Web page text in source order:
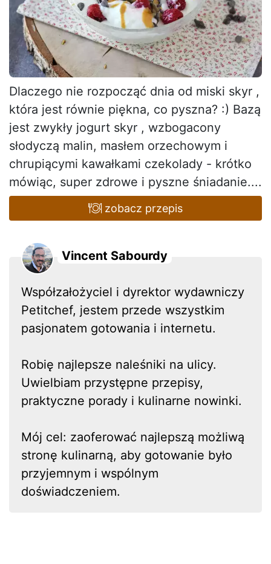
Dlaczego nie rozpocząć dnia od miski skyr ,
która jest równie piękna, co pyszna? :) Bazą
jest zwykły jogurt skyr , wzbogacony
słodyczą malin, masłem orzechowym i
chrupiącymi kawałkami czekolady - krótko
mówiąc, super zdrowe i pyszne śniadanie....
zobacz przepis
Vincent Sabourdy
Współzałożyciel i dyrektor wydawniczy
Petitchef, jestem przede wszystkim
pasjonatem gotowania i internetu.
Robię najlepsze naleśniki na ulicy.
Uwielbiam przystępne przepisy,
praktyczne porady i kulinarne nowinki.
Mój cel: zaoferować najlepszą możliwą
stronę kulinarną, aby gotowanie było
przyjemnym i wspólnym
doświadczeniem.